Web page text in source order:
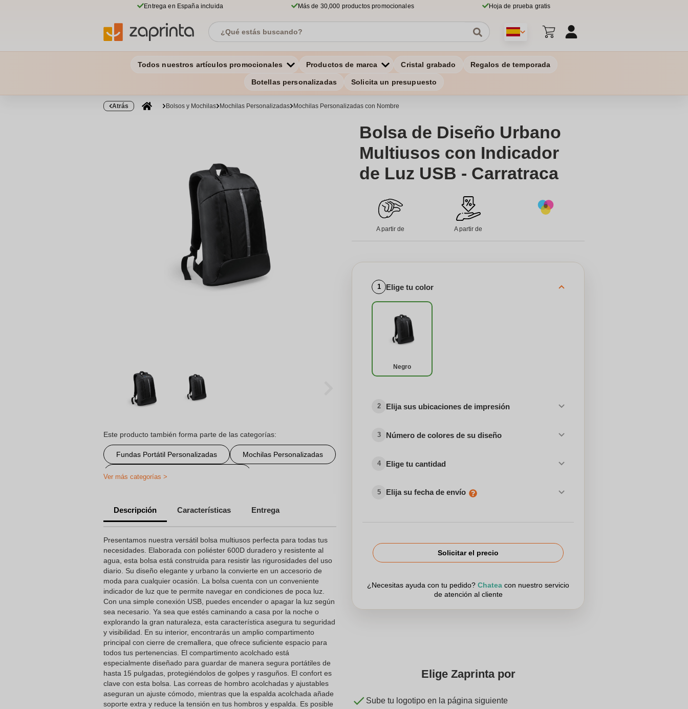
Entrega en España incluida Más de 30,000 productos promocionales Hoja de prueba gratis
Todos nuestros artículos promocionales Productos de marca Cristal grabado Regalos de temporada
Botellas personalizadas Solicita un presupuesto
Atrás Bolsos y Mochilas Mochilas Personalizadas Mochilas Personalizadas con Nombre
Este producto también forma parte de las categorías:
Fundas Portátil Personalizadas Mochilas Personalizadas
Mochilas Personalizadas con Nombre
Ver más categorías >
Descripción Características Entrega
Presentamos nuestra versátil bolsa multiusos perfecta para todas tus
necesidades. Elaborada con poliéster 600D duradero y resistente al
agua, esta bolsa está construida para resistir las rigurosidades del uso
diario. Su diseño elegante y urbano la convierte en un accesorio de
moda para cualquier ocasión. La bolsa cuenta con un conveniente
indicador de luz que te permite navegar en condiciones de poca luz.
Con una simple conexión USB, puedes encender o apagar la luz según
sea necesario. Ya sea que estés caminando a casa por la noche o
explorando la gran naturaleza, esta característica asegura tu seguridad
y visibilidad. En su interior, encontrarás un amplio compartimento
principal con cierre de cremallera, que ofrece suficiente espacio para
todos tus pertenencias. El compartimento acolchado está
especialmente diseñado para guardar de manera segura portátiles de
hasta 15 pulgadas, protegiéndolos de golpes y rasguños. El confort es
clave con esta bolsa. Las correas de hombro acolchadas y ajustables
aseguran un ajuste cómodo, mientras que la espalda acolchada añade
soporte extra y reduce la tensión en tus hombros y espalda. Es posible
Bolsa de Diseño Urbano
Multiusos con Indicador
de Luz USB - Carratraca
A partir de A partir de
1 Elige tu color
Negro
2 Elija sus ubicaciones de impresión
3 Número de colores de su diseño
4 Elige tu cantidad
5 Elija su fecha de envío
Solicitar el precio
¿Necesitas ayuda con tu pedido? Chatea con nuestro servicio
de atención al cliente
Elige Zaprinta por
Sube tu logotipo en la página siguiente